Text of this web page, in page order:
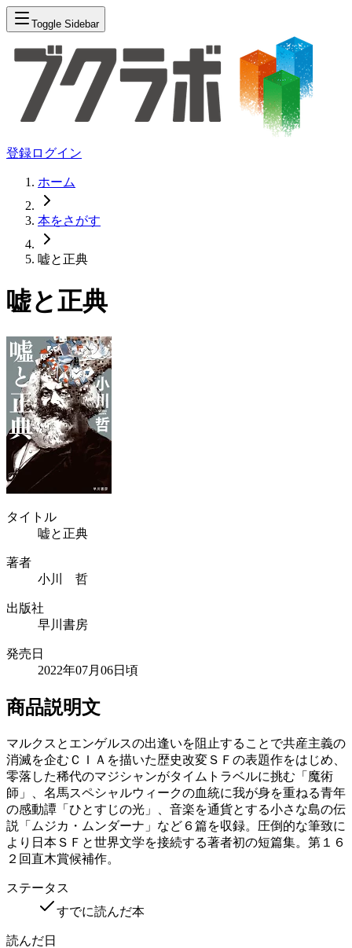
Toggle Sidebar
登録ログイン
ホーム
本をさがす
嘘と正典
嘘と正典
タイトル
嘘と正典
著者
小川 哲
出版社
早川書房
発売日
2022年07月06日頃
商品説明文
マルクスとエンゲルスの出逢いを阻止することで共産主義の
消滅を企むＣＩＡを描いた歴史改変ＳＦの表題作をはじめ、
零落した稀代のマジシャンがタイムトラベルに挑む「魔術
師」、名馬スペシャルウィークの血統に我が身を重ねる青年
の感動譚「ひとすじの光」、音楽を通貨とする小さな島の伝
説「ムジカ・ムンダーナ」など６篇を収録。圧倒的な筆致に
より日本ＳＦと世界文学を接続する著者初の短篇集。第１６
２回直木賞候補作。
ステータス
すでに読んだ本
読んだ日